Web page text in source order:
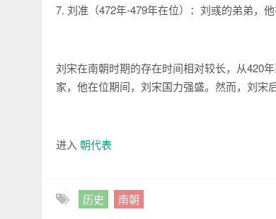
7. 刘准（472年-479年在位）：刘彧的弟弟，
刘宋在南朝时期的存在时间相对较长，从420
家，他在位期间，刘宋国力强盛。然而，刘宋
进入 朝代表
历史 南朝